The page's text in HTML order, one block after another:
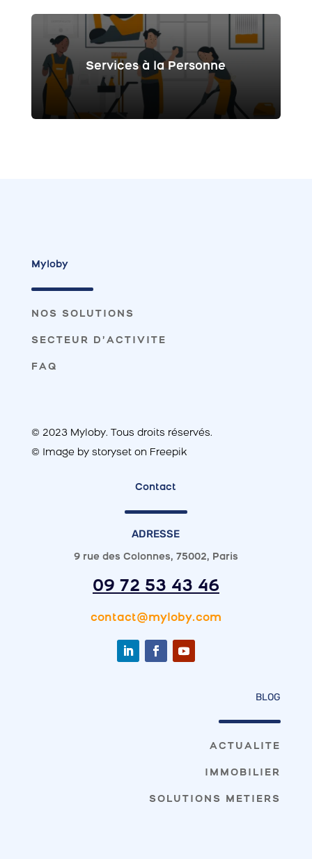
Services à la Personne
Myloby
NOS SOLUTIONS
SECTEUR D’ACTIVITE
FAQ
© 2023Myloby. Tous droits réservés.
© Image by storyset on Freepik
Contact
ADRESSE
9 rue des Colonnes, 75002, Paris
09 72 53 43 46
contact@myloby.com
BLOG
ACTUALITE
IMMOBILIER
SOLUTIONS METIERS